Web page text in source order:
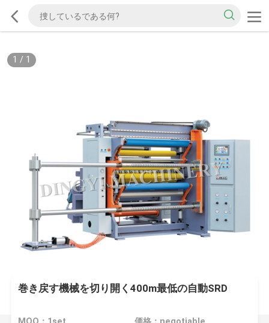
1 / 1
巻き戻す機械を切り開く400m最低の自動SRD